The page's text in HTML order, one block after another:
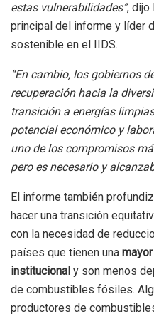
estas vulnerabilidades”, dijo
principal del informe y líder
sostenible en el IIDS.
“En cambio, los gobiernos
recuperación hacia la
transición a energías
potencial económico y
uno de los compromisos
pero es necesario y
El informe también
hacer una transición
con la necesidad de
países que tienen una
institucional y son menos
de combustibles fósiles.
productores de